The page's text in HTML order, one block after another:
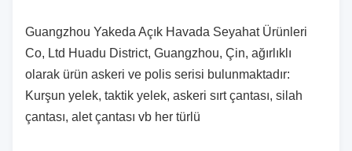
Guangzhou Yakeda Açık Havada Seyahat Ürünleri
Co, Ltd Huadu District, Guangzhou, Çin, ağırlıklı
olarak ürün askeri ve polis serisi bulunmaktadır:
Kurşun yelek, taktik yelek, askeri sırt çantası, silah
çantası, alet çantası vb her türlü